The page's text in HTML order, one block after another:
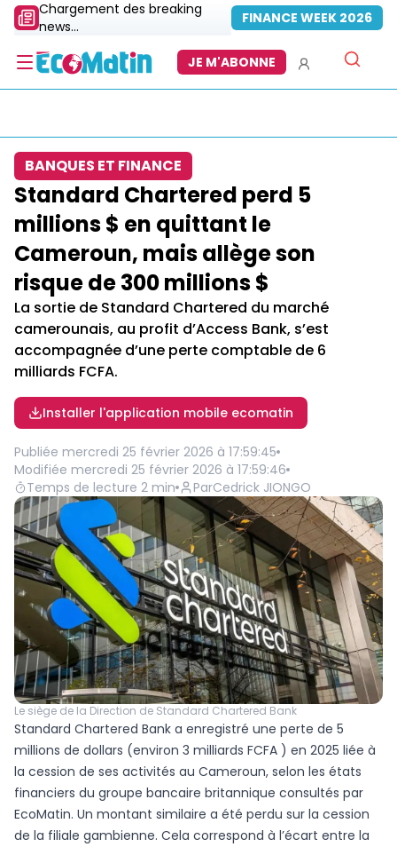
Chargement des breaking
news...
FINANCE WEEK 2026
JE M'ABONNE
BANQUES ET FINANCE
Standard Chartered perd 5
millions $ en quittant le
Cameroun, mais allège son
risque de 300 millions $
La sortie de Standard Chartered du marché
camerounais, au profit d’Access Bank, s’est
accompagnée d’une perte comptable de 6
milliards FCFA.
Installer l'application mobile ecomatin
Publiée mercredi 25 février 2026 à 17:59:45
Modifiée mercredi 25 février 2026 à 17:59:46
Temps de lecture 2 min ParCedrick JIONGO
Le siège de la Direction de Standard Chartered Bank
Standard Chartered Bank a enregistré une perte de 5
millions de dollars (environ 3 milliards FCFA ) en 2025 liée à
la cession de ses activités au Cameroun, selon les états
financiers du groupe bancaire britannique consultés par
EcoMatin. Un montant similaire a été perdu sur la cession
de la filiale gambienne. Cela correspond à l’écart entre la